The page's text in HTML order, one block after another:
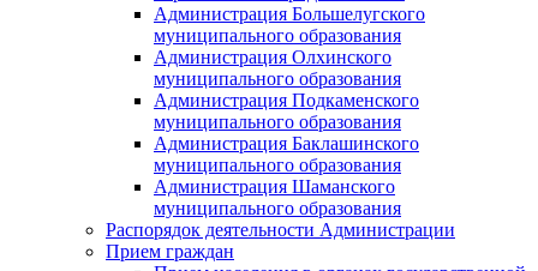
Администрация Большелугского
муниципального образования
Администрация Олхинского
муниципального образования
Администрация Подкаменского
муниципального образования
Администрация Баклашинского
муниципального образования
Администрация Шаманского
муниципального образования
Распорядок деятельности Администрации
Прием граждан